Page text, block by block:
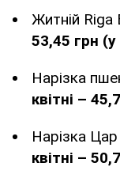
Житній Riga
53,45 грн (у
Нарізка
квітні –
Нарізка
квітні –